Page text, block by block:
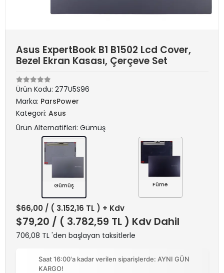
Asus ExpertBook B1 B1502 Lcd Cover,
Bezel Ekran Kasası, Çerçeve Set
Ürün Kodu: 277U5S96
Marka: ParsPower
Kategori: Asus
Ürün Alternatifleri: Gümüş
Gümüş Füme
$66,00 / ( 3.152,16 TL ) + Kdv
$79,20 / ( 3.782,59 TL ) Kdv Dahil
706,08 TL 'den başlayan taksitlerle
Saat 16:00'a kadar verilen siparişlerde: AYNI GÜN
KARGO!